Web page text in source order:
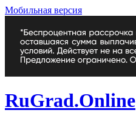
Мобильная версия
RuGrad.Online